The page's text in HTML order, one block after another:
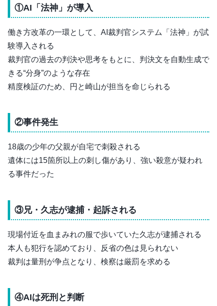
①AI「法神」が導入
働き方改革の一環として、AI裁判官システム「法神」が試
験導入される
裁判官の過去の判決や思考をもとに、判決文を自動生成で
きる“分身”のような存在
精度検証のため、円と崎山が担当を命じられる
②事件発生
18歳の少年の父親が自宅で刺殺される
遺体には15箇所以上の刺し傷があり、強い殺意が疑われ
る事件だった
③兄・久志が逮捕・起訴される
現場付近を血まみれの服で歩いていた久志が逮捕される
本人も犯行を認めており、反省の色は見られない
裁判は量刑が争点となり、検察は厳罰を求める
④AIは死刑と判断